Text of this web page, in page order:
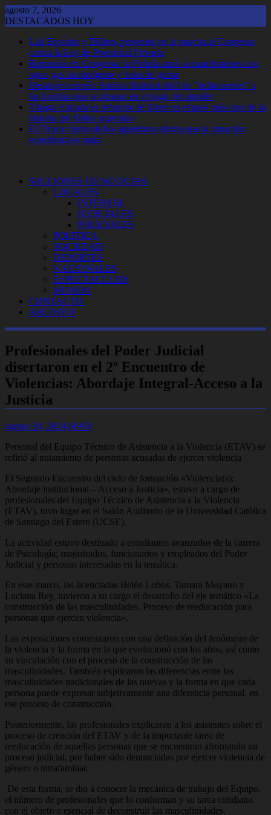
Saltar
al
agosto 7, 2026
DESTACADOS HOY
Lali Espósito y Dillom, presentes en la marcha al Congreso
contra la Ley de Propiedad Privada
Represión en Congreso: la Policía atacó a manifestantes con
agua, gas lacrimógeno y balas de goma
Desalojos exprés: Patricia Bullrich tildó de "delincuentes" a
las familias que se atrasan en el pago del alquiler
Thiago Almada es refuerzo de River: es el pase más caro de la
historia del fútbol argentino
El 70 por ciento de los argentinos afirma que la situación
económica es mala
SECCIONES DE NOTICIAS
LOCALES
INTERIOR
JUDICIALES
POLICIALES
POLITICA
SOCIEDAD
DEPORTES
NACIONALES
ESPECTACULOS
MUNDO
CONTACTO
ARCHIVO
Profesionales del Poder Judicial
disertaron en el 2º Encuentro de
Violencias: Abordaje Integral-Acceso a la
Justicia
agosto 30, 2024 MAD
Personal del Equipo Técnico de Asistencia a la Violencia (ETAV) se
refirió al tratamiento de personas acusadas de ejercer violencia
El Segundo Encuentro del ciclo de formación «Violencia(s):
Abordaje institucional – Acceso a Justicia», estuvo a cargo de
profesionales del Equipo Técnico de Asistencia a la Violencia
(ETAV), tuvo lugar en el Salón Auditorio de la Universidad Católica
de Santiago del Estero (UCSE).
La actividad estuvo destinado a estudiantes avanzados de la carrera
de Psicología; magistrados, funcionarios y empleados del Poder
Judicial y personas interesadas en la temática.
En este marco, las licenciadas Belén Lobos, Tamara Moyano y
Luciana Rey, tuvieron a su cargo el desarrollo del eje temático «La
construcción de las masculinidades. Proceso de reeducación para
personas que ejercen violencia».
Las exposiciones comenzaron con una definición del fenómeno de
la violencia y la forma en la que evolucionó con los años, así como
su vinculación con el proceso de la construcción de las
masculinidades. También explicaron las diferencias entre las
masculinidades tradicionales de las nuevas y la forma en que cada
persona puede expresar subjetivamente una diferencia personal, en
ese proceso de construcción.
Posteriormente, las profesionales explicaron a los asistentes sobre el
proceso de creación del ETAV y de la importante tarea de
reeducación de aquellas personas que se encuentran afrontando un
proceso judicial, por haber sido denunciadas por ejercer violencia de
género o intrafamiliar.
De esta forma, se dio a conocer la mecánica de trabajo del Equipo,
el número de profesionales que lo conforman y su tarea cotidiana.
con el objetivo esencial de deconstruir las masculinidades.